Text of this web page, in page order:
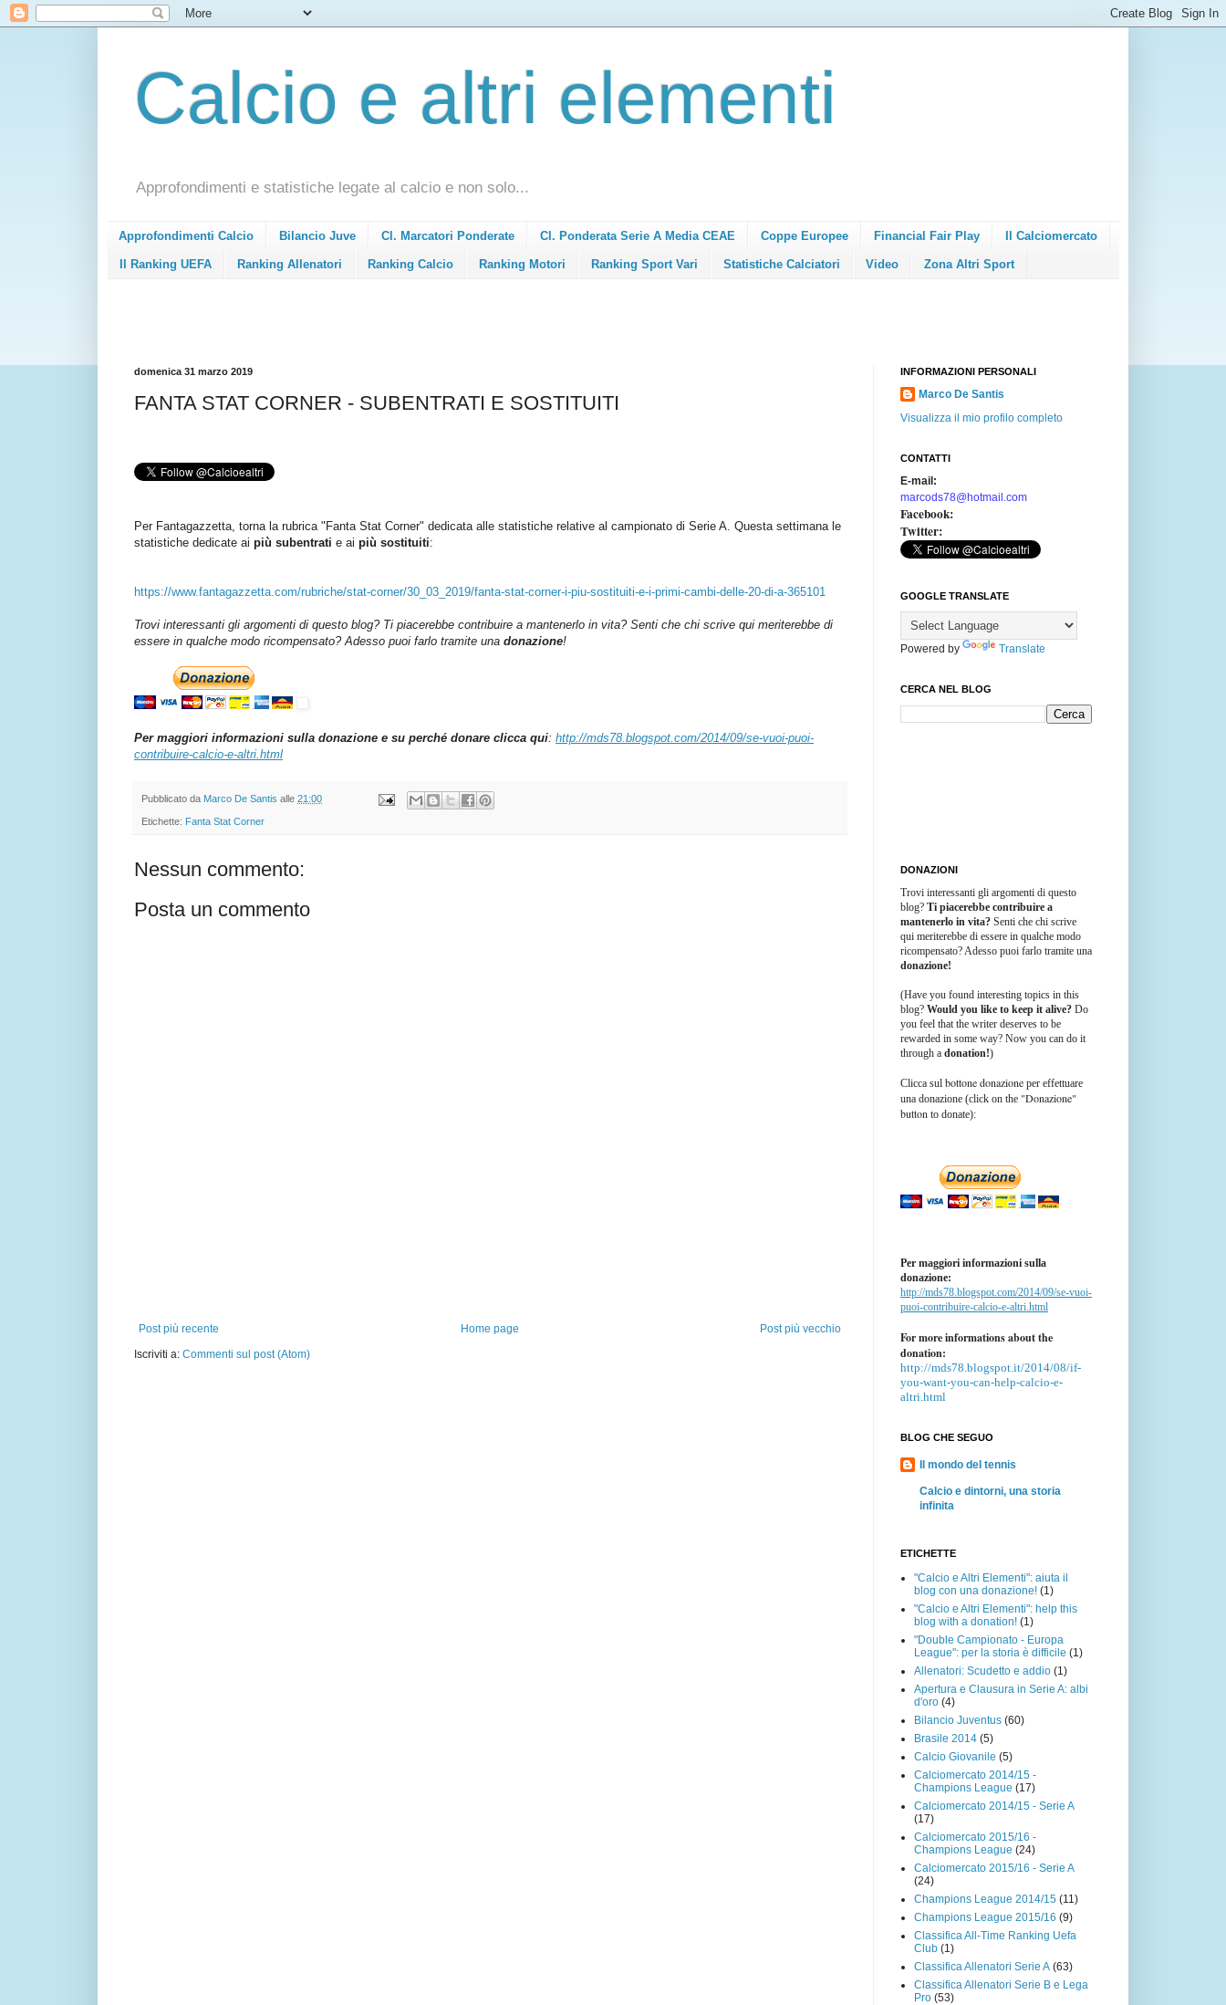
Calcio e altri elementi
Approfondimenti e statistiche legate al calcio e non solo...
Approfondimenti Calcio Bilancio Juve Cl. Marcatori Ponderate Cl. Ponderata Serie A Media CEAE Coppe Europee Financial Fair Play Il Calciomercato
Il Ranking UEFA Ranking Allenatori Ranking Calcio Ranking Motori Ranking Sport Vari Statistiche Calciatori Video Zona Altri Sport
domenica 31 marzo 2019
FANTA STAT CORNER - SUBENTRATI E SOSTITUITI
Per Fantagazzetta, torna la rubrica "Fanta Stat Corner" dedicata alle statistiche relative al campionato di Serie A. Questa settimana le
statistiche dedicate ai più subentrati e ai più sostituiti:
https://www.fantagazzetta.com/rubriche/stat-corner/30_03_2019/fanta-stat-corner-i-piu-sostituiti-e-i-primi-cambi-delle-20-di-a-365101
Trovi interessanti gli argomenti di questo blog? Ti piacerebbe contribuire a mantenerlo in vita? Senti che chi scrive qui meriterebbe di
essere in qualche modo ricompensato? Adesso puoi farlo tramite una donazione!
Per maggiori informazioni sulla donazione e su perché donare clicca qui: http://mds78.blogspot.com/2014/09/se-vuoi-puoi-
contribuire-calcio-e-altri.html
Pubblicato da Marco De Santis alle 21:00
Etichette: Fanta Stat Corner
Nessun commento:
Posta un commento
Post più recente Post più vecchio
Home page
Iscriviti a: Commenti sul post (Atom)
INFORMAZIONI PERSONALI
Marco De Santis
Visualizza il mio profilo completo
CONTATTI
E-mail:
marcods78@hotmail.com
Facebook:
Twitter:
GOOGLE TRANSLATE
Powered by Translate
CERCA NEL BLOG
DONAZIONI
Trovi interessanti gli argomenti di questo
blog? Ti piacerebbe contribuire a
mantenerlo in vita? Senti che chi scrive
qui meriterebbe di essere in qualche modo
ricompensato? Adesso puoi farlo tramite una
donazione!
(Have you found interesting topics in this
blog? Would you like to keep it alive? Do
you feel that the writer deserves to be
rewarded in some way? Now you can do it
through a donation!)
Clicca sul bottone donazione per effettuare
una donazione (click on the "Donazione"
button to donate):
Per maggiori informazioni sulla
donazione:
http://mds78.blogspot.com/2014/09/se-vuoi-
puoi-contribuire-calcio-e-altri.html
For more informations about the
donation:
http://mds78.blogspot.it/2014/08/if-
you-want-you-can-help-calcio-e-
altri.html
BLOG CHE SEGUO
Il mondo del tennis
Calcio e dintorni, una storia
infinita
ETICHETTE
"Calcio e Altri Elementi": aiuta il
blog con una donazione! (1)
"Calcio e Altri Elementi": help this
blog with a donation! (1)
"Double Campionato - Europa
League": per la storia è difficile (1)
Allenatori: Scudetto e addio (1)
Apertura e Clausura in Serie A: albi
d'oro (4)
Bilancio Juventus (60)
Brasile 2014 (5)
Calcio Giovanile (5)
Calciomercato 2014/15 -
Champions League (17)
Calciomercato 2014/15 - Serie A
(17)
Calciomercato 2015/16 -
Champions League (24)
Calciomercato 2015/16 - Serie A
(24)
Champions League 2014/15 (11)
Champions League 2015/16 (9)
Classifica All-Time Ranking Uefa
Club (1)
Classifica Allenatori Serie A (63)
Classifica Allenatori Serie B e Lega
Pro (53)